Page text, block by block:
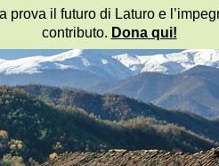
il futuro di Laturo e
contributo. Dona qui!